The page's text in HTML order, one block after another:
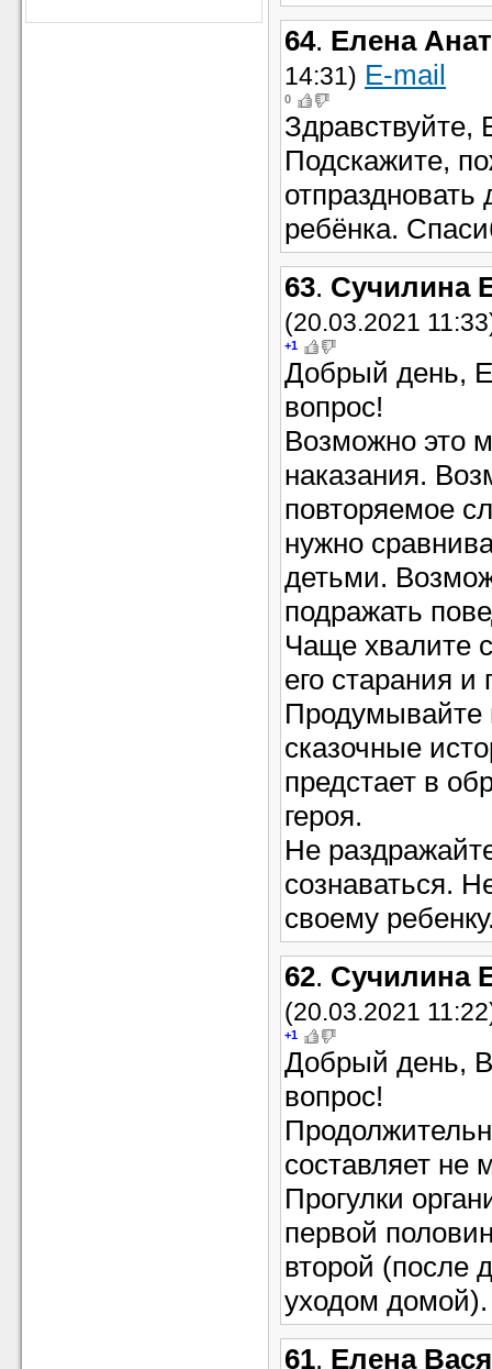
64. Елена
14:31) E-mail
0
Здравствуйте,
Подскажите,
ребёнка.
63. Сучилина
(20.03.2021
+1
Добрый день,
вопрос!
Возможно это
наказания.
повторяемое
нужно
детьми.
подражать
Чаще хвалите
его старания и
Продумывайте
сказочные
предстает в
героя.
Не
сознаваться.
своему
62. Сучилина
(20.03.2021
+1
Добрый день,
вопрос!
составляет не
Прогулки
первой
второй (после
уходом домой).
61. Елена